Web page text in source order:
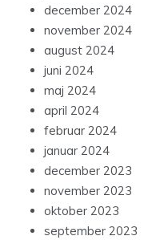
december 2024
november 2024
august 2024
juni 2024
maj 2024
april 2024
februar 2024
januar 2024
december 2023
november 2023
oktober 2023
september 2023